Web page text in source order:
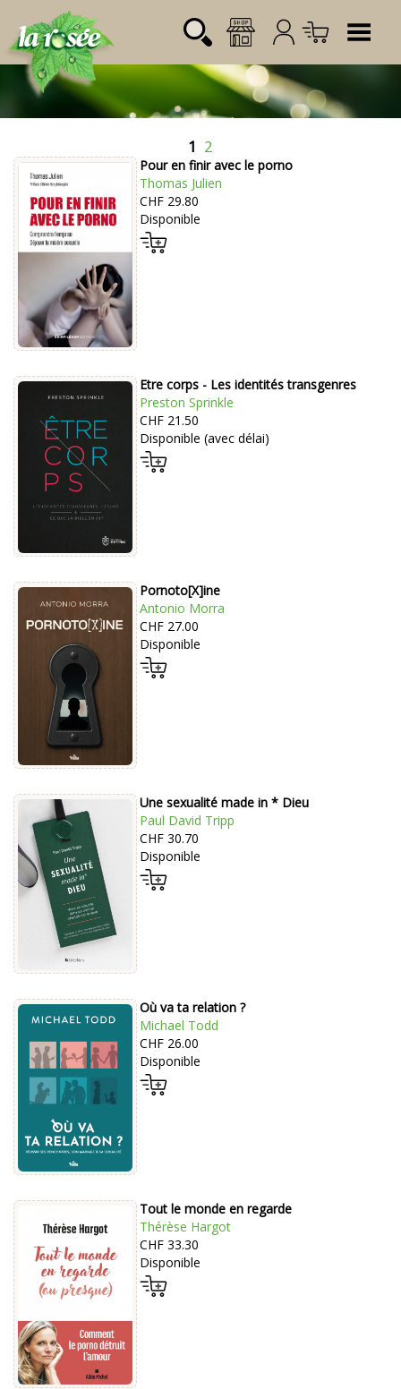
Login:
Mot de passe:
Désignation Référence
1 2
Pour en finir avec le porno
Thomas Julien
CHF 29.80
Disponible
Etre corps - Les identités transgenres
Preston Sprinkle
CHF 21.50
Disponible (avec délai)
Pornoto[X]ine
Antonio Morra
CHF 27.00
Disponible
Une sexualité made in * Dieu
Paul David Tripp
CHF 30.70
Disponible
Où va ta relation ?
Michael Todd
CHF 26.00
Disponible
Tout le monde en regarde
Thérèse Hargot
CHF 33.30
Disponible